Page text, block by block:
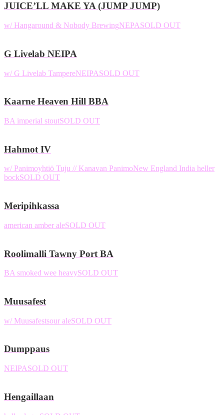
JUICE’LL MAKE YA (JUMP JUMP)
w/ Hangaround & Nobody BrewingNEPASOLD OUT
G Livelab NEIPA
w/ G Livelab TampereNEIPASOLD OUT
Kaarne Heaven Hill BBA
BA imperial stoutSOLD OUT
Hahmot IV
w/ Panimoyhtiö Tuju // Kanavan PanimoNew England India heller
bockSOLD OUT
Meripihkassa
american amber aleSOLD OUT
Roolimalli Tawny Port BA
BA smoked wee heavySOLD OUT
Muusafest
w/ Muusafestsour aleSOLD OUT
Dumppaus
NEIPASOLD OUT
Hengaillaan